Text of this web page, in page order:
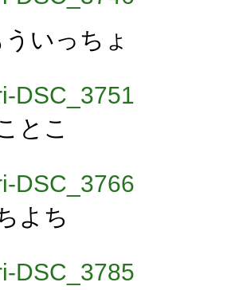
ういっちょ
とこ
よち